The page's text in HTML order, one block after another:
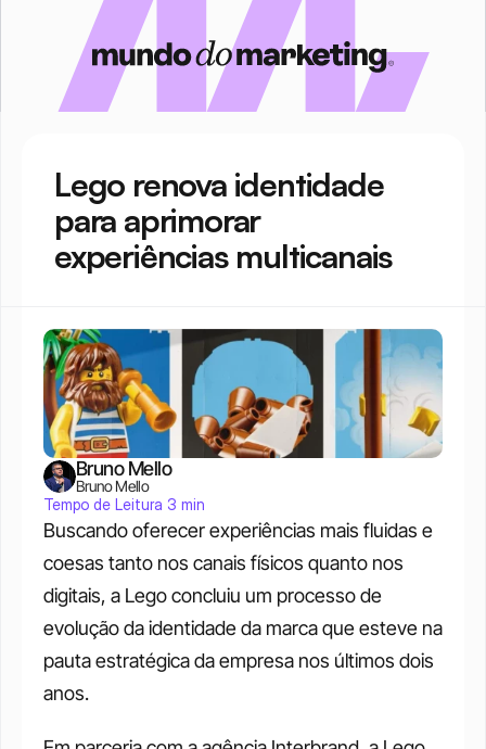
Lego renova identidade
para aprimorar
experiências multicanais
Buscando oferecer experiências mais fluidas e
coesas tanto nos canais físicos quanto nos
digitais, a Lego concluiu um processo de
evolução da identidade da marca que esteve na
pauta estratégica da empresa nos últimos dois
anos.
Bruno Mello
Bruno Mello
Tempo de Leitura 3 min